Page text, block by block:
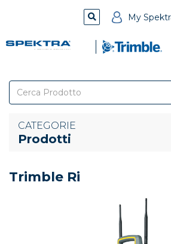
My
CATEGORIE
Prodotti
Trimble Ri